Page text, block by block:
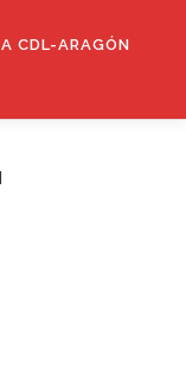
CDL-ARAGÓN